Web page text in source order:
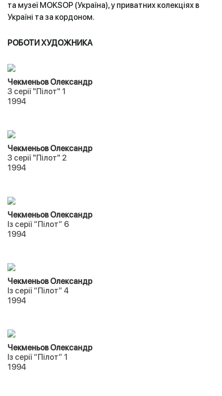
та музеї MOKSOP (Україна), у приватних колекціях в
Україні та за кордоном.
РОБОТИ ХУДОЖНИКА
Чекменьов Олександр
З серії "Пілот" 1
1994
Чекменьов Олександр
З серії "Пілот" 2
1994
Чекменьов Олександр
Із серії “Пілот” 6
1994
Чекменьов Олександр
Із серії “Пілот” 4
1994
Чекменьов Олександр
Із серії “Пілот” 1
1994